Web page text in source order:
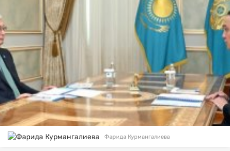
Фарида Курмангалиева